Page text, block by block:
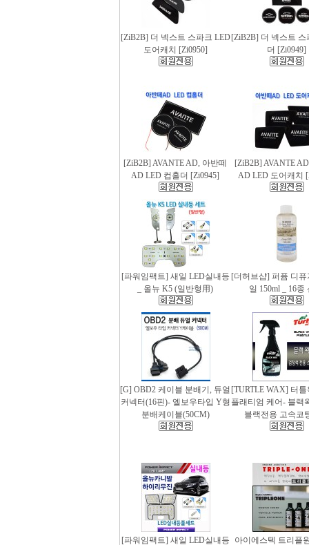
[ZiB2B] 더 넥스트 스파크 LED
도어캐치 [Zi0950]
[ZiB2B] 더 넥스트 스
더 [Zi0949]
[ZiB2B] AVANTE AD, 아반떼
AD LED 컵홀더 [Zi0945]
[ZiB2B] AVANTE
AD LED 도어캐치
[파워임팩트] 새일 LED실내등
_ 올뉴 K5 (일반형用)
[더허브샵] 퍼퓸 디
일 150ml _ 16종
[G] OBD2 케이블 분배기, 듀얼
커넥터(16핀)- 엘보우타입 Y형
분배케이블(50CM)
[TURTLE WAX] 터
플래티엄 케어- 블랙
블랙전용 고속코
[파워임팩트] 새일 LED실내등 아이에스텍 트리플